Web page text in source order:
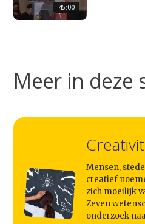
45:00
Meer in deze
Mensen,
creatief
zich moeilijk
Zeven
onderzoek